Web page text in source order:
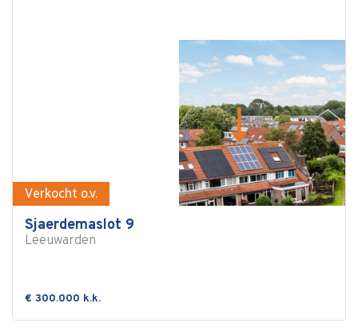
Verkocht o.v.
Sjaerdemaslot 9
Leeuwarden
€ 300.000 k.k.